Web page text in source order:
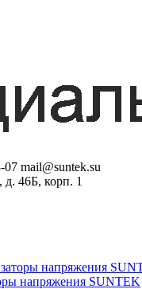
mail@suntek.su
46Б, корп. 1
напряжения
напряжения SUNTEK